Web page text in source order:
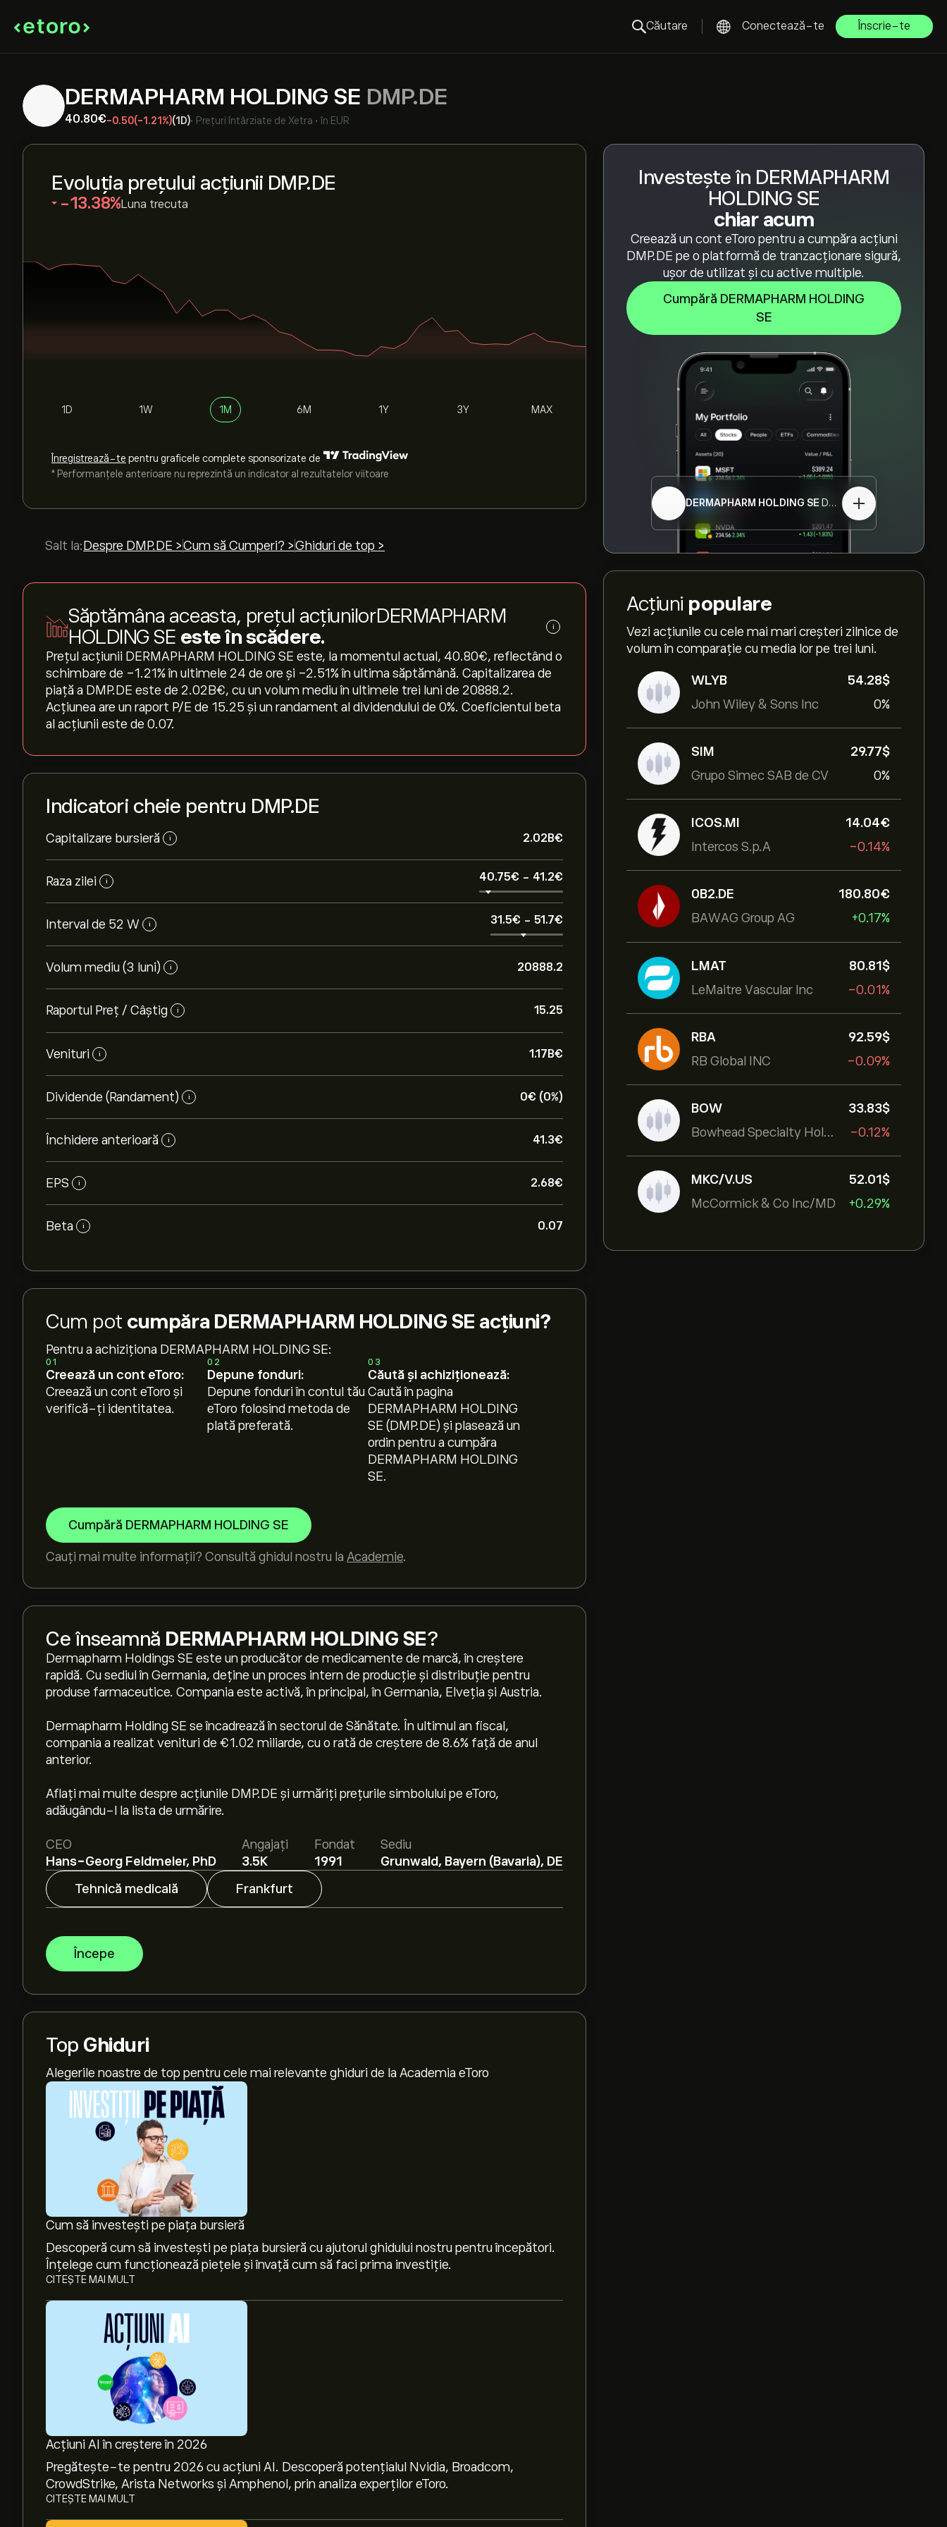
Căutare Conectează-te Înscrie-te
DERMAPHARM HOLDING SE DMP.DE
40.80‎€‎-0.50(-1.21%)(1D)• Prețuri întârziate de Xetra • în EUR
Investește în DERMAPHARM
HOLDING SE
chiar acum
Creează un cont eToro pentru a cumpăra acțiuni
DMP.DE pe o platformă de tranzacționare sigură,
ușor de utilizat și cu active multiple.
Cumpără DERMAPHARM HOLDING
SE
DERMAPHARM HOLDING SE DMP.DE
Acțiuni populare
Vezi acțiunile cu cele mai mari creșteri zilnice de
volum în comparație cu media lor pe trei luni.
WLYB
John Wiley & Sons Inc
54.28‎$‎
0%
SIM
Grupo Simec SAB de CV
29.77‎$‎
0%
ICOS.MI
Intercos S.p.A
14.04‎€‎
-0.14%
0B2.DE
BAWAG Group AG
180.80‎€‎
+0.17%
LMAT
LeMaitre Vascular Inc
80.81‎$‎
-0.01%
RBA
RB Global INC
92.59‎$‎
-0.09%
BOW
Bowhead Specialty Holdings Inc
33.83‎$‎
-0.12%
MKC/V.US
McCormick & Co Inc/MD
52.01‎$‎
+0.29%
Evoluția prețului acțiunii DMP.DE
‎-13.38‎ Luna trecuta
1D 1W 1M 6M 1Y 3Y MAX
Înregistrează-te pentru graficele complete sponsorizate de
* Performanțele anterioare nu reprezintă un indicator al rezultatelor viitoare
Salt la: Despre DMP.DE >Cum să Cumperi? >Ghiduri de top >
Săptămâna aceasta, prețul acțiunilorDERMAPHARM
HOLDING SE este în scădere. i
Prețul acțiunii DERMAPHARM HOLDING SE este, la momentul actual, 40.80‎€‎, reflectând o
schimbare de ‎-1.21‎% în ultimele 24 de ore și ‎-2.51‎% în ultima săptămână. Capitalizarea de
piață a DMP.DE este de 2.02B‎€‎, cu un volum mediu în ultimele trei luni de 20888.2.
Acțiunea are un raport P/E de 15.25 și un randament al dividendului de 0%. Coeficientul beta
al acțiunii este de 0.07.
Indicatori cheie pentru DMP.DE
Capitalizare bursieră i 2.02B‎€‎
Raza zilei i 40.75‎€‎ - 41.2‎€‎
Interval de 52 W i 31.5‎€‎ - 51.7‎€‎
Volum mediu (3 luni) i 20888.2
Raportul Preț / Câștig i 15.25
Venituri i 1.17B‎€‎
Dividende (Randament) i 0‎€‎ (0%)
Închidere anterioară i 41.3‎€‎
EPS i 2.68‎€‎
Beta i 0.07
Cum pot cumpăra DERMAPHARM HOLDING SE acțiuni?
Pentru a achiziționa DERMAPHARM HOLDING SE:
01
Creează un cont eToro:
Creează un cont eToro și
verifică-ți identitatea.
02
Depune fonduri:
Depune fonduri în contul tău
eToro folosind metoda de
plată preferată.
03
Căută și achiziționează:
Caută în pagina
DERMAPHARM HOLDING
SE (DMP.DE) și plasează un
ordin pentru a cumpăra
DERMAPHARM HOLDING
SE.
Cumpără DERMAPHARM HOLDING SE
Cauți mai multe informații? Consultă ghidul nostru la Academie.
Ce înseamnă DERMAPHARM HOLDING SE?
Dermapharm Holdings SE este un producător de medicamente de marcă, în creștere
rapidă. Cu sediul în Germania, deține un proces intern de producție și distribuție pentru
produse farmaceutice. Compania este activă, în principal, în Germania, Elveția și Austria.
Dermapharm Holding SE se încadrează în sectorul de Sănătate. În ultimul an fiscal,
compania a realizat venituri de €1.02 miliarde, cu o rată de creștere de 8.6% față de anul
anterior.
Aflați mai multe despre acțiunile DMP.DE și urmăriți prețurile simbolului pe eToro,
adăugându-l la lista de urmărire.
CEO
Hans-Georg Feldmeier, PhD
Angajați
3.5K
Fondat
1991
Sediu
Grunwald, Bayern (Bavaria), DE
Tehnică medicală
Frankfurt
Începe
Top Ghiduri
Alegerile noastre de top pentru cele mai relevante ghiduri de la Academia eToro
Cum să investești pe piața bursieră
Descoperă cum să investești pe piața bursieră cu ajutorul ghidului nostru pentru începători.
Înțelege cum funcționează piețele și învață cum să faci prima investiție.
CITEȘTE MAI MULT
Acțiuni AI în creștere în 2026
Pregătește-te pentru 2026 cu acțiuni AI. Descoperă potențialul Nvidia, Broadcom,
CrowdStrike, Arista Networks și Amphenol, prin analiza experților eToro.
CITEȘTE MAI MULT